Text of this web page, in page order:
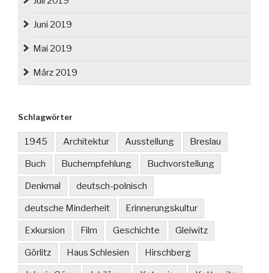
Juni 2019
Mai 2019
März 2019
Schlagwörter
1945 Architektur Ausstellung Breslau
Buch Buchempfehlung Buchvorstellung
Denkmal deutsch-polnisch
deutsche Minderheit Erinnerungskultur
Exkursion Film Geschichte Gleiwitz
Görlitz Haus Schlesien Hirschberg